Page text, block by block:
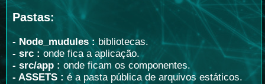
Pastas:
- Node_mudules : bibliotecas.
- src : onde fica a aplicação.
- src/app : onde ficam os componentes.
- ASSETS : é a pasta pública de arquivos estáticos.